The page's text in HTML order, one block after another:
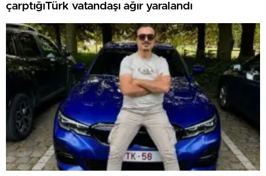
çarptığıTürk vatandaşı ağır yaralandı